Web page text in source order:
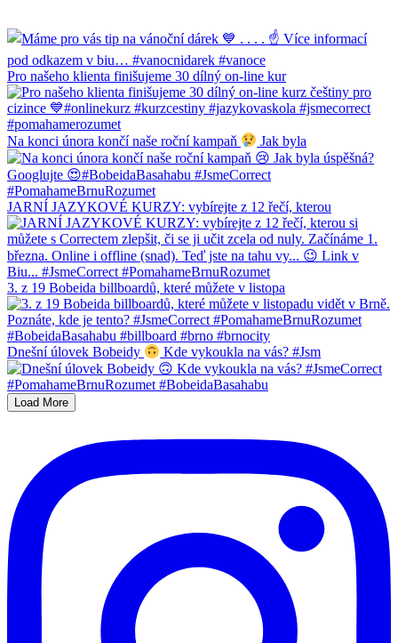
Pro našeho klienta finišujeme 30 dílný on-line kur
Na konci února končí naše roční kampaň Jak byla
JARNÍ JAZYKOVÉ KURZY: vybírejte z 12 řečí, kterou
3. z 19 Bobeida billboardů, které můžete v listopa
Dnešní úlovek Bobeidy Kde vykoukla na vás? #Jsm
Load More